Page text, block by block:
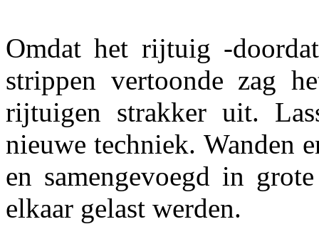
Omdat het rijtuig -
strippen vertoonde zag
rijtuigen strakker uit.
nieuwe techniek. Wanden
en samengevoegd in
elkaar gelast werden.